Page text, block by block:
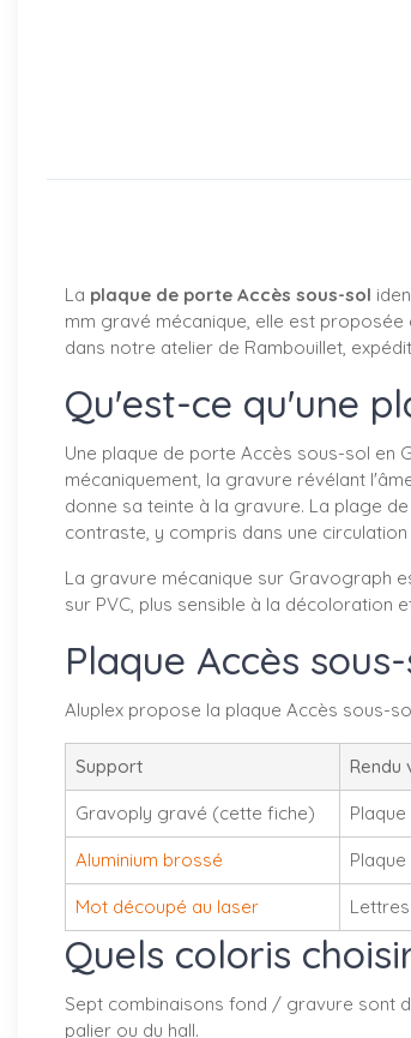
La plaque de porte Accès sous-sol
mm gravé mécanique, elle est
dans notre atelier de Rambouillet,
Qu'est-ce qu'une
Une plaque de porte Accès sous-sol en
mécaniquement, la gravure révélant
donne sa teinte à la gravure. La plage
contraste, y compris dans une
La gravure mécanique sur Gravograph
sur PVC, plus sensible à la décoloration
Plaque Accès
Aluplex propose la plaque Accès sous-
Support Rendu
Gravoply gravé (cette fiche)
Aluminium brossé
Mot découpé au laser
Quels coloris
Sept combinaisons fond / gravure sont
palier ou du hall.